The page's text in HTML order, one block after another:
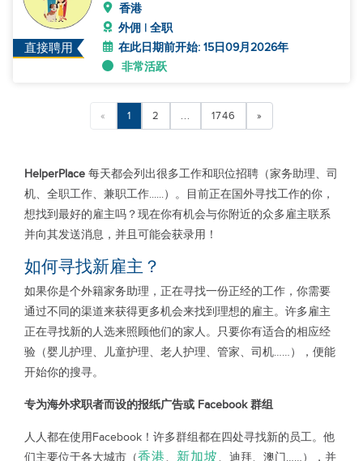
直接聘用
香港
外佣 | 全职
在此日期前开始: 15日09月2026年
非常活跃
« 1 2 ... 1746 »
HelperPlace 每天都会列出很多工作和职位招聘（家务助理、司
机、全职工作、兼职工作......）。目前正在国外寻找工作的你，
想找到最好的雇主吗？现在你有机会与你附近的众多雇主联系
并向其发送消息，并且可能会获录用！
如何寻找新雇主？
如果你是个外籍家务助理，正在寻找一份正经的工作，你需要
通过不同的渠道来获得更多机会来找到理想的雇主。许多雇主
正在寻找新的人选来照顾他们的家人。只要你有适合的相应经
验（婴儿护理、儿童护理、老人护理、管家、司机……），便能
开始你的搜寻。
专为海外求职者而设的报纸广告或 Facebook 群组
人人都在使用Facebook！许多群组都在四处寻找新的员工。他
们主要位于各大城市（香港、 新加坡、迪拜、澳门……），并